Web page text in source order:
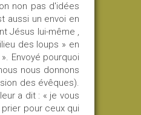
non pas d'idées
aussi un envoi en
Jésus lui-même ,
des loups » en
Envoyé pourquoi
nous donnons
des évêques).
a dit : « je vous
pour ceux qui